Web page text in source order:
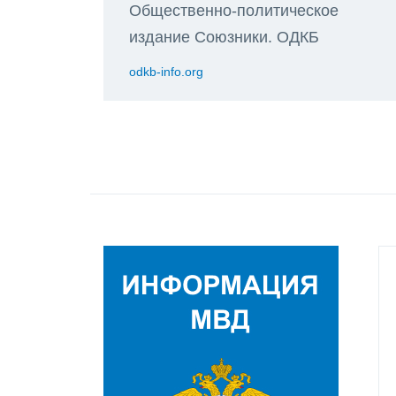
Общественно-политическое
издание Союзники. ОДКБ
odkb-info.org